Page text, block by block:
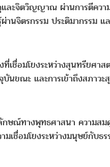
และจิตวิญญาณ ผ่านการตีค
านจิตรกรรม ประติมากรรม
ชื่อมโยงระหว่างสุนทรียศ
บันขณะ และการเข้าถึงสภาว
ณ์ทางพุทธศาสนา ความสม
เชื่อมโยงระหว่างมนุษย์กับธ